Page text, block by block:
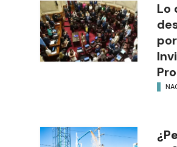
Lo